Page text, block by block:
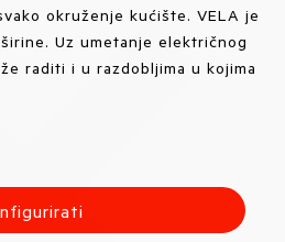
okruženje kućište. VELA je
Uz umetanje električnog
raditi i u razdobljima u kojima